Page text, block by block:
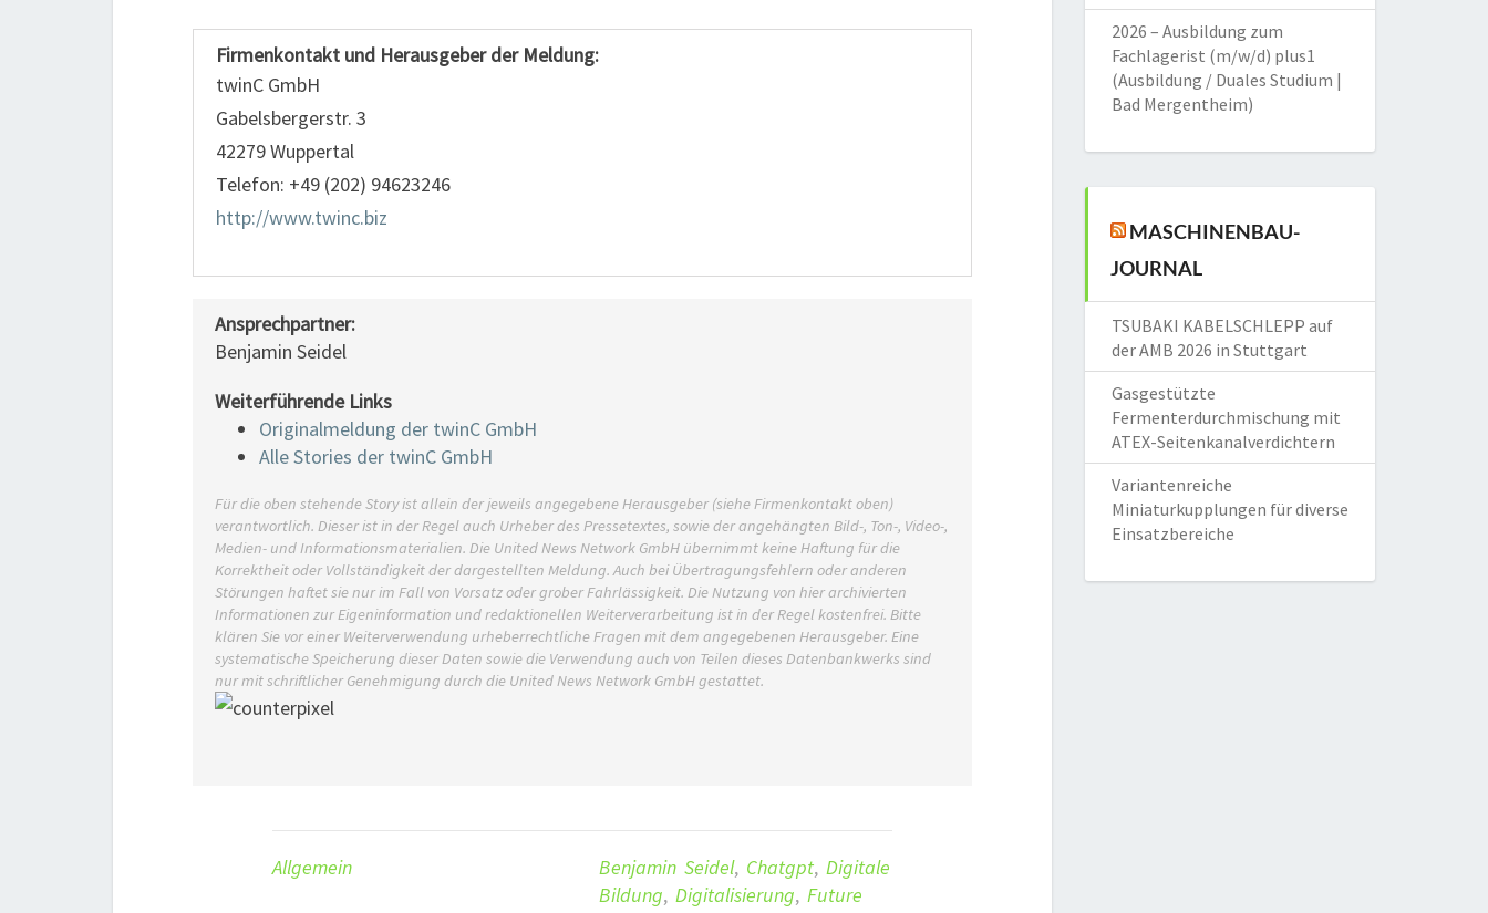
Firmenkontakt und Herausgeber der Meldung:
twinC GmbH
Gabelsbergerstr. 3
42279 Wuppertal
Telefon: +49 (202) 94623246
http://www.twinc.biz
Ansprechpartner:
Benjamin Seidel
Weiterführende Links
Originalmeldung der twinC GmbH
Alle Stories der twinC GmbH
Für die oben stehende Story ist allein der jeweils angegebene Herausgeber (siehe Firmenkontakt oben)
verantwortlich. Dieser ist in der Regel auch Urheber des Pressetextes, sowie der angehängten Bild-, Ton-, Video-,
Medien- und Informationsmaterialien. Die United News Network GmbH übernimmt keine Haftung für die
Korrektheit oder Vollständigkeit der dargestellten Meldung. Auch bei Übertragungsfehlern oder anderen
Störungen haftet sie nur im Fall von Vorsatz oder grober Fahrlässigkeit. Die Nutzung von hier archivierten
Informationen zur Eigeninformation und redaktionellen Weiterverarbeitung ist in der Regel kostenfrei. Bitte
klären Sie vor einer Weiterverwendung urheberrechtliche Fragen mit dem angegebenen Herausgeber. Eine
systematische Speicherung dieser Daten sowie die Verwendung auch von Teilen dieses Datenbankwerks sind
nur mit schriftlicher Genehmigung durch die United News Network GmbH gestattet.
Allgemein Benjamin Seidel, Chatgpt, Digitale
Bildung, Digitalisierung, Future
2026 – Ausbildung zum
Fachlagerist (m/w/d) plus1
(Ausbildung / Duales Studium |
Bad Mergentheim)
MASCHINENBAU-
JOURNAL
TSUBAKI KABELSCHLEPP auf
der AMB 2026 in Stuttgart
Gasgestützte
Fermenterdurchmischung mit
ATEX-Seitenkanalverdichtern
Variantenreiche
Miniaturkupplungen für diverse
Einsatzbereiche